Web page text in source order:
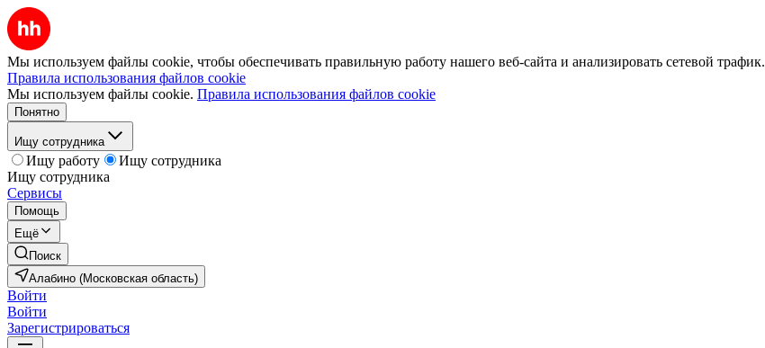
Мы используем файлы cookie, чтобы обеспечивать правильную работу нашего веб-сайта и анализировать сетевой трафик.
Правила использования файлов cookie
Мы используем файлы cookie. Правила использования файлов cookie
Понятно
Ищу сотрудника
Ищу работу
Ищу сотрудника
Ищу сотрудника
Сервисы
Помощь
Ещё
Поиск
Алабино (Московская область)
Войти
Войти
Зарегистрироваться